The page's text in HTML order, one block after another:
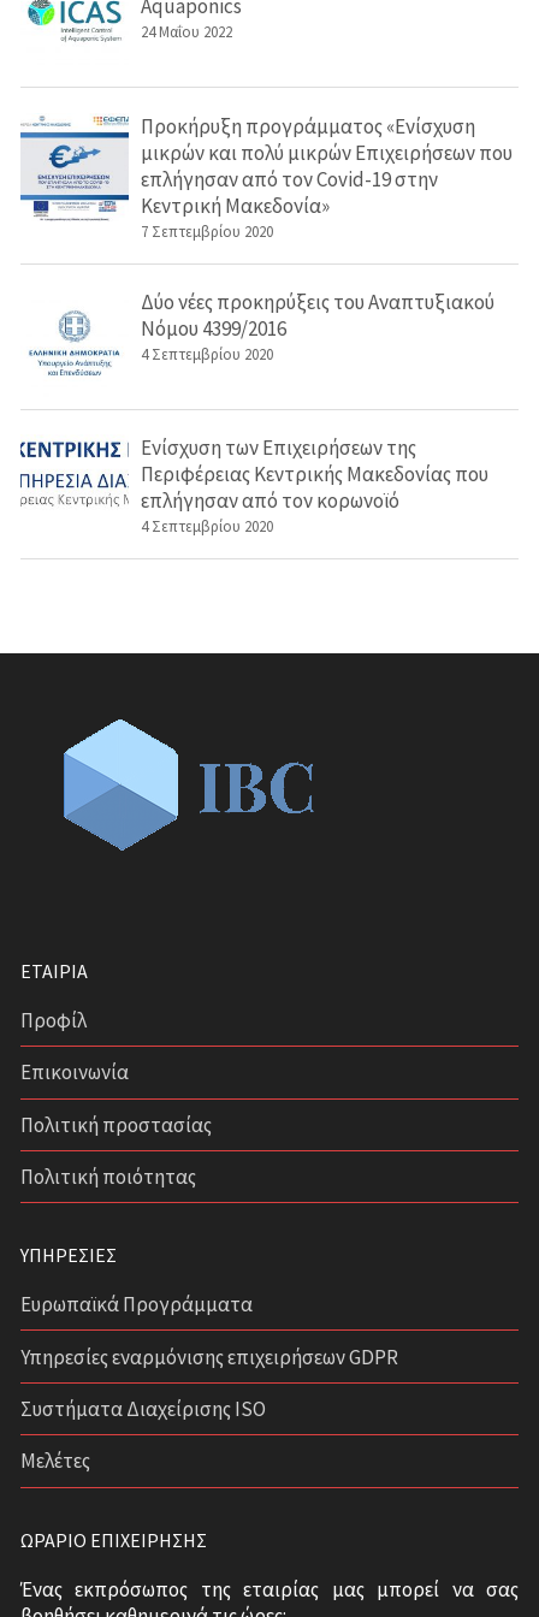
Σύστημα Οδικής Ασφάλειας (Road Traffic Safety)-
ISO 39001
Aquaponics
24 Μαΐου 2022
Προκήρυξη προγράμματος «Ενίσχυση
μικρών και πολύ μικρών Επιχειρήσεων που
επλήγησαν από τον Covid-19 στην
Κεντρική Μακεδονία»
7 Σεπτεμβρίου 2020
Δύο νέες προκηρύξεις του Αναπτυξιακού
Νόμου 4399/2016
4 Σεπτεμβρίου 2020
Ενίσχυση των Επιχειρήσεων της
Περιφέρειας Κεντρικής Μακεδονίας που
επλήγησαν από τον κορωνοϊό
4 Σεπτεμβρίου 2020
ΕΤΑΙΡΊΑ
Προφίλ
Επικοινωνία
Πολιτική προστασίας
Πολιτική ποιότητας
ΥΠΗΡΕΣΊΕΣ
Ευρωπαϊκά Προγράμματα
Υπηρεσίες εναρμόνισης επιχειρήσεων GDPR
Συστήματα Διαχείρισης ISO
Μελέτες
ΩΡΆΡΙΟ ΕΠΙΧΕΊΡΗΣΗΣ
Ένας εκπρόσωπος της εταιρίας μας μπορεί να σας